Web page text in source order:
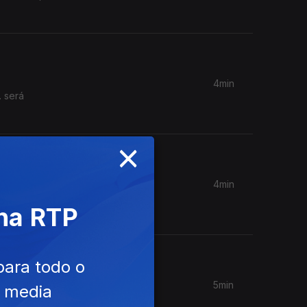
será
4min
4min
do
5min
×
RTP
todo o